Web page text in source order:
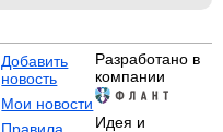
Добавить
новость
Мои новости
Разработано в
компании
Идея и